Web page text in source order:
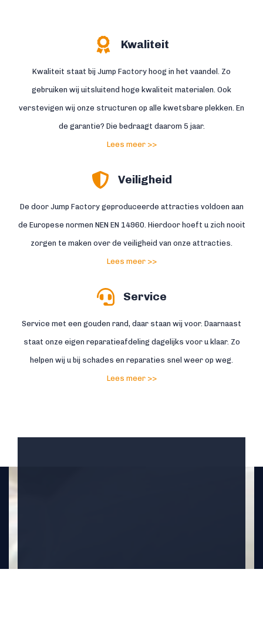
Kwaliteit
Kwaliteit staat bij Jump Factory hoog in het vaandel. Zo
gebruiken wij uitsluitend hoge kwaliteit materialen. Ook
verstevigen wij onze structuren op alle kwetsbare plekken. En
de garantie? Die bedraagt daarom 5 jaar.
Lees meer >>
Veiligheid
De door Jump Factory geproduceerde attracties voldoen aan
de Europese normen NEN EN 14960. Hierdoor hoeft u zich nooit
zorgen te maken over de veiligheid van onze attracties.
Lees meer >>
Service
Service met een gouden rand, daar staan wij voor. Daarnaast
staat onze eigen reparatieafdeling dagelijks voor u klaar. Zo
helpen wij u bij schades en reparaties snel weer op weg.
Lees meer >>